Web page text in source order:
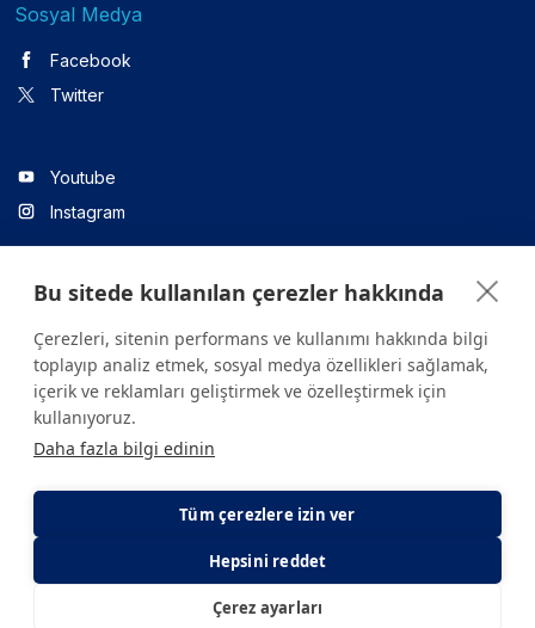
Sosyal Medya
Facebook
Twitter
Youtube
Instagram
Linkedin
Sitede yer alan tüm içerikler yalnızca bilgilendirme amaçlıdır.
Sağlığınızla ilgili sorularınız için mutlaka doktoruza ya da bir sağlık
kuruluşuna başvurunuz.
Gizlilik ve Çerez Politikası KVKK Aydınlatma Metni
Bu sitede kullanılan çerezler hakkında
Çerezleri, sitenin performans ve kullanımı hakkında bilgi
toplayıp analiz etmek, sosyal medya özellikleri sağlamak,
içerik ve reklamları geliştirmek ve özelleştirmek için
kullanıyoruz.
Daha fazla bilgi edinin
Tüm çerezlere izin ver
Hepsini reddet
Çerez ayarları